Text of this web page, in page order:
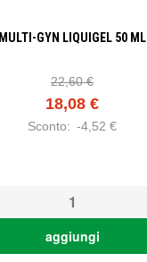
MULTI-GYN LIQUIGEL 50 ML
22,60 €
18,08 €
Sconto: -4,52 €